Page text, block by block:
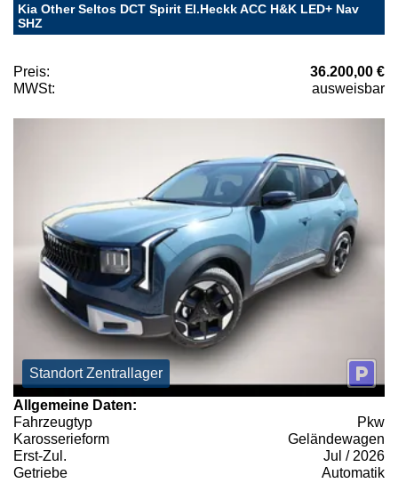
Kia Other Seltos DCT Spirit El.Heckk ACC H&K LED+ Nav
SHZ
Preis:
36.200,00 €
MWSt:
ausweisbar
Standort Zentrallager
Allgemeine Daten:
Fahrzeugtyp
Pkw
Karosserieform
Geländewagen
Erst-Zul.
Jul / 2026
Getriebe
Automatik